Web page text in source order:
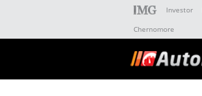
Investor
Chernomore